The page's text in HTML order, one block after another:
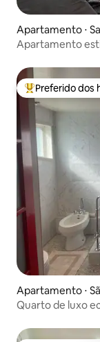
Apartamento ⋅
Apartamento
Entre os
Preferido dos
Apartamento ⋅
Quarto de luxo